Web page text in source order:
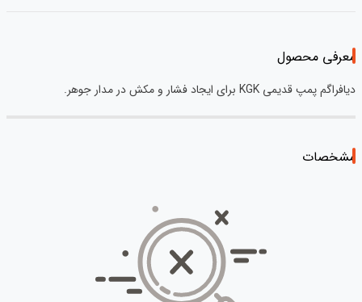
معرفی محصول
دیافراگم پمپ قدیمی KGK برای ایجاد فشار و مکش در مدار جوهر.
مشخصات